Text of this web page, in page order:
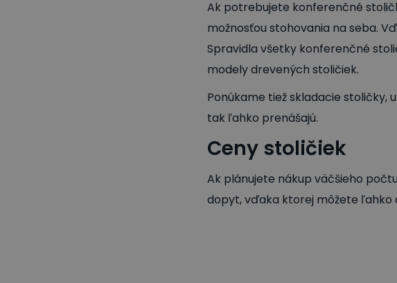
Ak potrebujete konferenčné
možnosťou stohovania na seba.
Spravidla všetky konferenčné
modely drevených stoličiek.
Ponúkame tiež skladacie stoličky,
tak ľahko prenášajú.
Ceny stoličiek
Ak plánujete nákup väčšieho
dopyt, vďaka ktorej môžete ľahko